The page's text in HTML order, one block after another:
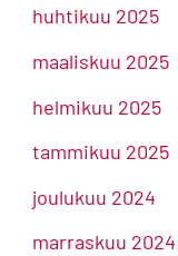
huhtikuu 2025
maaliskuu 2025
helmikuu 2025
tammikuu 2025
joulukuu 2024
marraskuu 2024